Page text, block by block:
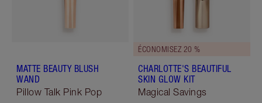
MATTE BEAUTY BLUSH
WAND
Pillow Talk Pink Pop
ÉCONOMISEZ 20 %
CHARLOTTE'S BEAUTIFUL
SKIN GLOW KIT
Magical Savings